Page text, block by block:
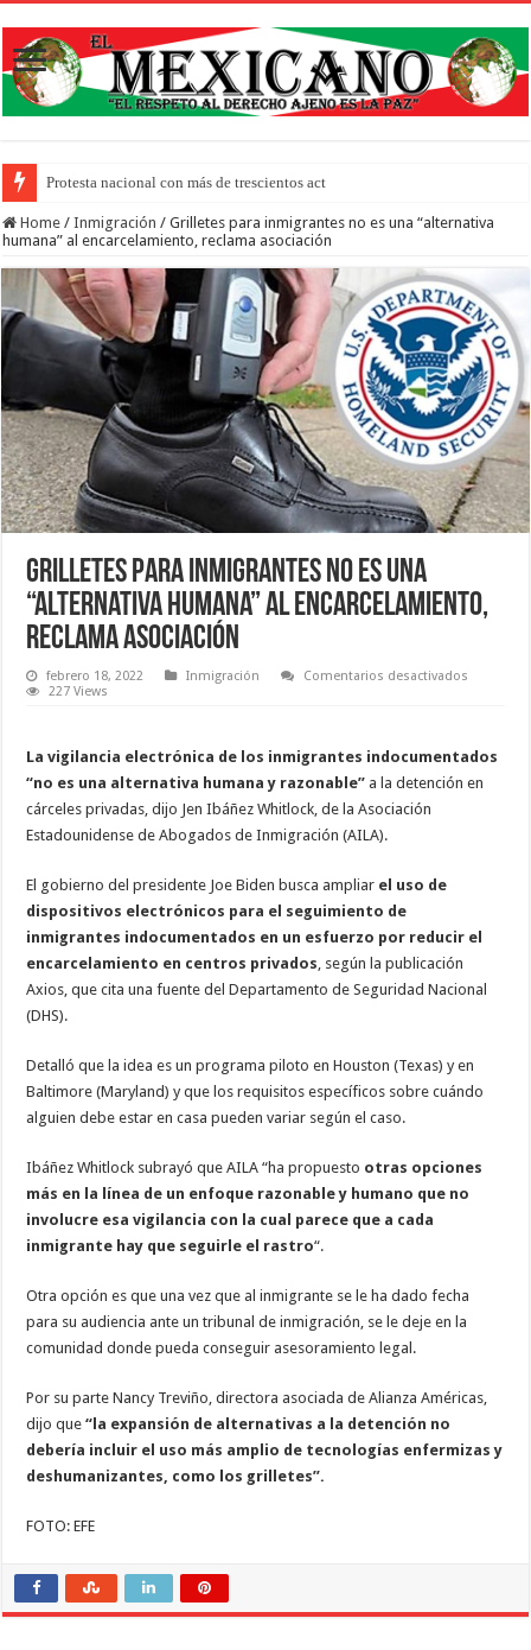
Protesta nacional con más de trescientos actos honra a inmigrantes m
Home / Inmigración / Grilletes para inmigrantes no es una “alternativa
humana” al encarcelamiento, reclama asociación
Grilletes para inmigrantes no es una
“alternativa humana” al encarcelamiento,
reclama asociación
febrero 18, 2022 Inmigración Comentarios desactivados
es
una
227 Views
La vigilancia electrónica de los inmigrantes indocumentados
“no es una alternativa humana y razonable” a la detención en
cárceles privadas, dijo Jen Ibáñez Whitlock, de la Asociación
Estadounidense de Abogados de Inmigración (AILA).
El gobierno del presidente Joe Biden busca ampliar el uso de
dispositivos electrónicos para el seguimiento de
inmigrantes indocumentados en un esfuerzo por reducir el
encarcelamiento en centros privados , según la publicación
Axios, que cita una fuente del Departamento de Seguridad Nacional
(DHS).
Detalló que la idea es un programa piloto en Houston (Texas) y en
Baltimore (Maryland) y que los requisitos específicos sobre cuándo
alguien debe estar en casa pueden variar según el caso.
Ibáñez Whitlock subrayó que AILA “ha propuesto otras opciones
más en la línea de un enfoque razonable y humano que no
involucre esa vigilancia con la cual parece que a cada
inmigrante hay que seguirle el rastro“.
Otra opción es que una vez que al inmigrante se le ha dado fecha
para su audiencia ante un tribunal de inmigración, se le deje en la
comunidad donde pueda conseguir asesoramiento legal.
Por su parte Nancy Treviño, directora asociada de Alianza Américas,
dijo que“la expansión de alternativas a la detención no
debería incluir el uso más amplio de tecnologías enfermizas y
deshumanizantes, como los grilletes”.
FOTO: EFE